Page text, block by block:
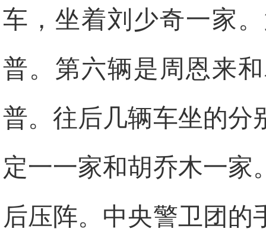
车，坐着刘少奇一家
普。第六辆是周恩来
普。往后几辆车坐的分
定一一家和胡乔木一家
后压阵。中央警卫团的